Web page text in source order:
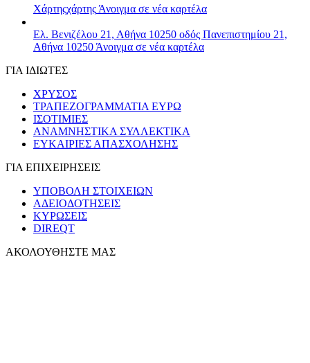
Χάρτηςχάρτης Άνοιγμα σε νέα καρτέλα
Ελ. Βενιζέλου 21, Αθήνα 10250 οδός Πανεπιστημίου 21,
Αθήνα 10250 Άνοιγμα σε νέα καρτέλα
ΓΙΑ ΙΔΙΩΤΕΣ
ΧΡΥΣΟΣ
ΤΡΑΠΕΖΟΓΡΑΜΜΑΤΙΑ ΕΥΡΩ
ΙΣΟΤΙΜΙΕΣ
ΑΝΑΜΝΗΣΤΙΚΑ ΣΥΛΛΕΚΤΙΚΑ
ΕΥΚΑΙΡΙΕΣ ΑΠΑΣΧΟΛΗΣΗΣ
ΓΙΑ ΕΠΙΧΕΙΡΗΣΕΙΣ
ΥΠΟΒΟΛΗ ΣΤΟΙΧΕΙΩΝ
ΑΔΕΙΟΔΟΤΗΣΕΙΣ
ΚΥΡΩΣΕΙΣ
DIREQT
ΑΚΟΛΟΥΘΗΣΤΕ ΜΑΣ